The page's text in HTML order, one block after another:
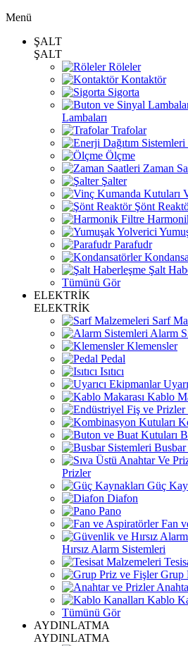
Menü
ŞALT
ŞALT
Röleler
Kontaktör
Sigorta
Lambaları
Trafolar
Ölçme
Zaman
Şalter
Şönt
Parafudr
Şalt
Tümünü Gör
ELEKTRİK
ELEKTRİK
Sarf
Alarm
Klemensler
Pedal
Isıtıcı
Kablo
Busbar
Prizler
Güç
Diafon
Pano
Fan
Hırsız Alarm Sistemleri
Grup
Kablo
Tümünü Gör
AYDINLATMA
AYDINLATMA